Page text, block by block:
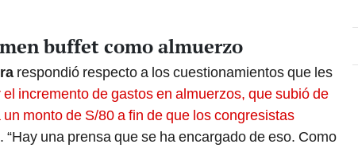
buffet como almuerzo
respondió respecto a los cuestionamientos que les
el incremento de gastos en almuerzos, que subió de
monto de S/80 a fin de que los congresistas
. “Hay una prensa que se ha encargado de eso. Como